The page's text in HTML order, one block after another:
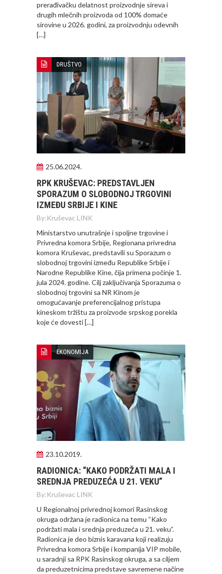
prerađivačku delatnost proizvodnje sireva i
drugih mlečnih proizvoda od 100% domaće
sirovine u 2026. godini, za proizvodnju odevnih
[…]
DRUŠTVO
25.06.2024.
RPK KRUŠEVAC: PREDSTAVLJEN
SPORAZUM O SLOBODNOJ TRGOVINI
IZMEĐU SRBIJE I KINE
By:Kruševac LINK
Ministarstvo unutrašnje i spoljne trgovine i
Privredna komora Srbije, Regionana privredna
komora Kruševac, predstavili su Sporazum o
slobodnoj trgovini između Republike Srbije i
Narodne Republike Kine, čija primena počinje 1.
jula 2024. godine. Cilj zaključivanja Sporazuma o
slobodnoj trgovini sa NR Kinom je
omogućavanje preferencijalnog pristupa
kineskom tržištu za proizvode srpskog porekla
koje će dovesti […]
EKONOMIJA
23.10.2019.
RADIONICA: “KAKO PODRŽATI MALA I
SREDNJA PREDUZEĆA U 21. VEKU”
By:Kruševac LINK
U Regionalnoj privrednoj komori Rasinskog
okruga održana je radionica na temu “Kako
podržati mala i srednja preduzeća u 21. veku”.
Radionica je deo biznis karavana koji realizuju
Privredna komora Srbije i kompanija VIP mobile,
u saradnji sa RPK Rasinskog okruga, a sa ciljem
da preduzetnicima predstave savremene načine